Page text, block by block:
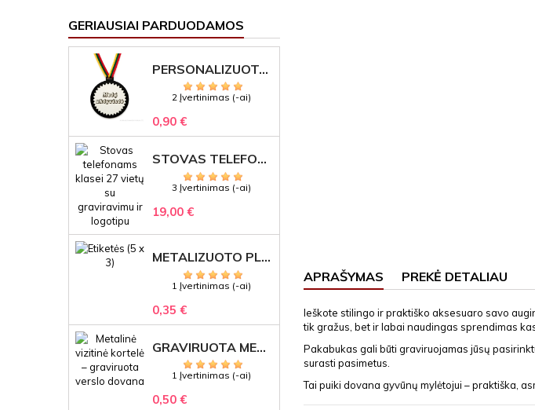
GERIAUSIAI PARDUODAMOS
PERSONALIZUOTAS MEDALIS "1" SU GRAVIRUOTU TEKSTU
2 Įvertinimas (-ai)
0,90 €
STOVAS TELEFONAMS KLASEI (27 VIETOS) – GRAVIRUOJAMAS ORGANIZATORIUS
3 Įvertinimas (-ai)
19,00 €
METALIZUOTO PLASTIKO ETIKETĖS SU GRAVIRUOTU TEKSTU -LOGOTIPU
1 Įvertinimas (-ai)
0,35 €
GRAVIRUOTA METALINĖ VIZITINĖ KORTELĖ SU LOGOTIPU – REPREZENTACINĖ VERSLO DOVANA
1 Įvertinimas (-ai)
0,50 €
APRAŠYMAS PREKĖ DETALIAU
Ieškote stilingo ir praktiško aksesuaro savo
tik gražus, bet ir labai naudingas sprendimas
Pakabukas gali būti graviruojamas jūsų
surasti pasimetus.
Tai puiki dovana gyvūnų mylėtojui – praktiška,